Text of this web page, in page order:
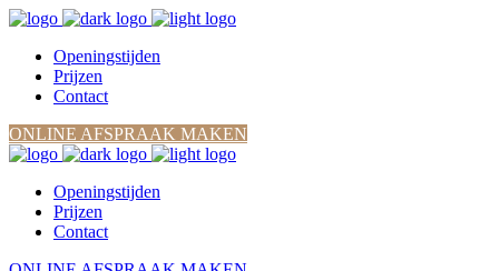
Openingstijden
Prijzen
Contact
ONLINE AFSPRAAK MAKEN
Openingstijden
Prijzen
Contact